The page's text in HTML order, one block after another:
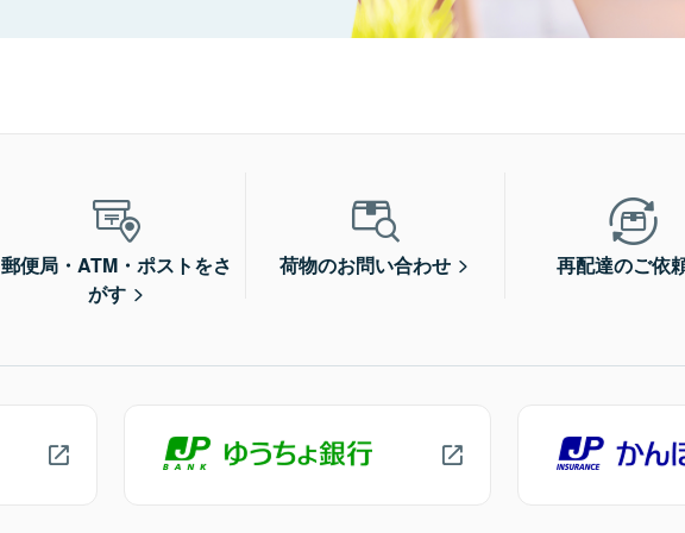
郵便局・ATM・ポストをさ
がす
荷物のお問い合わせ 再配達のご依